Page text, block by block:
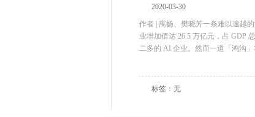
2020-03-30
作者 | 寓扬、樊晓芳一条难以逾越
业增加值达 26.5 万亿元，占 GDP
二多的 AI 企业。然而一道「鸿沟」
标签：无